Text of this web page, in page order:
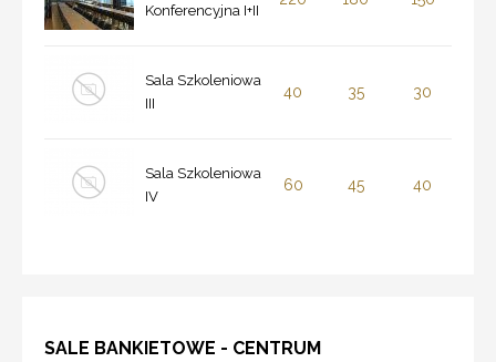
Konferencyjna I+II
Sala Szkoleniowa
III
40 35 30
Sala Szkoleniowa
IV
60 45 40
SALE BANKIETOWE - CENTRUM